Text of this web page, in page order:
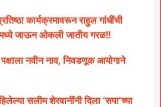
कार्यक्रमावरून राहुल गांधींची
जाऊन ओकली जातीय गरळ!!
नवीन नाव, निवडणूक आयोगाने
सलीम शेरवानींनी दिला ‘सपा’च्या